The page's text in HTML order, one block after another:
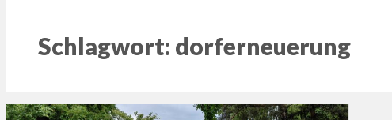
Schlagwort: dorferneuerung